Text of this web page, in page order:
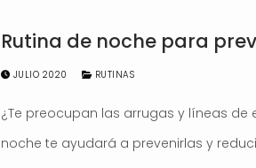
Rutina de noche para
JULIO 2020 RUTINAS
¿Te preocupan las arrugas y líneas de
noche te ayudará a prevenirlas y